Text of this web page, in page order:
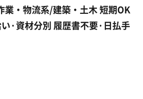
業・物流系/建築・土木 短期OK
·資材分別 履歴書不要·日払手